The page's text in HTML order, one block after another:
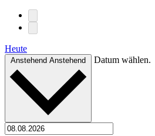
Heute
Anstehend Anstehend Datum wählen.